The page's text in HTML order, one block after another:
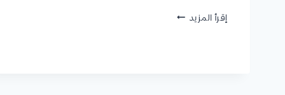
إقرأ المزيد كلية